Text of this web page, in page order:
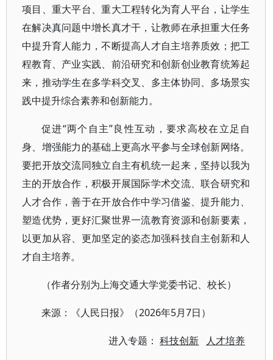
项目、重大平台、重大工程转化为育人平台，让学生
在解决真问题中增长真才干，让教师在承担重大任务
中提升育人能力，不断提高人才自主培养质效；把工
程教育、产业实践、前沿研究和创新创业教育统筹起
来，推动学生在多学科交叉、多主体协同、多场景实
践中提升综合素养和创新能力。
促进“两个自主”良性互动，要求高校在立足自
身、增强能力的基础上更高水平参与全球创新网络。
要把开放交流同独立自主有机统一起来，坚持以我为
主的开放合作，积极开展国际学术交流、联合研究和
人才合作，善于在开放合作中学习借鉴、提升能力、
塑造优势，更好汇聚世界一流教育资源和创新要素，
以更加从容、更加坚定的姿态加强科技自主创新和人
才自主培养。
（作者分别为上海交通大学党委书记、校长）
来源：《人民日报》（2026年5月7日）
进入专题：科技创新 人才培养